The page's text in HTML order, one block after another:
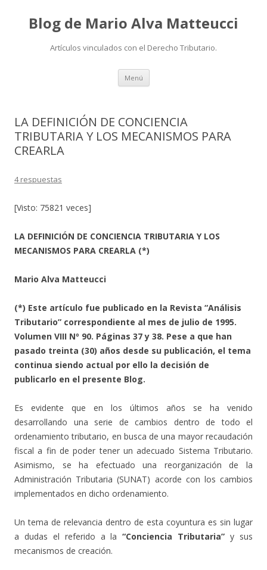
Blog de Mario Alva Matteucci
Artículos vinculados con el Derecho Tributario.
Menú Ir
contenido
LA DEFINICIÓN DE CONCIENCIA
TRIBUTARIA Y LOS MECANISMOS PARA
CREARLA
4 respuestas
[Visto: 75821 veces]
LA DEFINICIÓN DE CONCIENCIA TRIBUTARIA Y LOS
MECANISMOS PARA CREARLA (*)
Mario Alva Matteucci
(*) Este artículo fue publicado en la Revista “Análisis
Tributario” correspondiente al mes de julio de 1995.
Volumen VIII Nº 90. Páginas 37 y 38. Pese a que han
pasado treinta (30) años desde su publicación, el tema
continua siendo actual por ello la decisión de
publicarlo en el presente Blog.
Es evidente que en los últimos años se ha venido
desarrollando una serie de cambios dentro de todo el
ordenamiento tributario, en busca de una mayor recaudación
fiscal a fin de poder tener un adecuado Sistema Tributario.
Asimismo, se ha efectuado una reorganización de la
Administración Tributaria (SUNAT) acorde con los cambios
implementados en dicho ordenamiento.
Un tema de relevancia dentro de esta coyuntura es sin lugar
a dudas el referido a la“Conciencia Tributaria” y sus
mecanismos de creación.